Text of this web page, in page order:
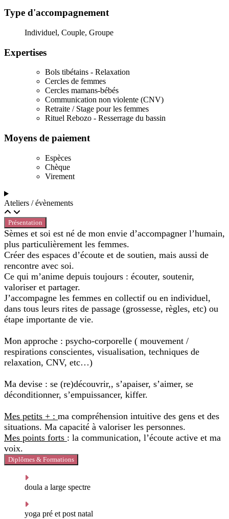
Type d'accompagnement
Individuel, Couple, Groupe
Expertises
Bols tibétains - Relaxation
Cercles de femmes
Cercles mamans-bébés
Communication non violente (CNV)
Retraite / Stage pour les femmes
Rituel Rebozo - Resserrage du bassin
Moyens de paiement
Espèces
Chèque
Virement
Ateliers / évènements
Présentation
Sèmes et soi est né de mon envie d’accompagner l’humain,
plus particulièrement les femmes.
Créer des espaces d’écoute et de soutien, mais aussi de
rencontre avec soi.
Ce qui m’anime depuis toujours : écouter, soutenir,
valoriser et partager.
J’accompagne les femmes en collectif ou en individuel,
dans tous leurs rites de passage (grossesse, règles, etc) ou
étape importante de vie.
Mon approche : psycho-corporelle ( mouvement /
respirations conscientes, visualisation, techniques de
relaxation, CNV, etc…)
Ma devise : se (re)découvrir,, s’apaiser, s’aimer, se
déconditionner, s’empuissancer, kiffer.
Mes petits + : ma compréhension intuitive des gens et des
situations. Ma capacité à valoriser les personnes.
Mes points forts : la communication, l’écoute active et ma
voix.
Diplômes & Formations
doula a large spectre
yoga pré et post natal